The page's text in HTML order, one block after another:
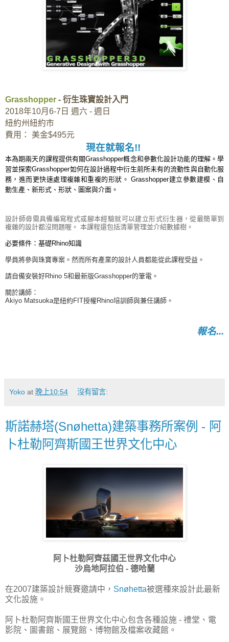
Grasshopper - 衍生珠寶設計入門
2018年10月6-7日 週六 - 週日
紐約州紐約市
費用： 美金$495元
現在就報名!!
本為期兩天的課程提供有關Grasshopper概念和參數化設計功能的理解。學
習並探索Grasshopper如何在設計過程中衍生前所未有的流動性與自動化服
務，進而更快速處理複雜和重複的形狀。 Grasshopper建立參數建模、自
動生產、新形式、形狀、圖案與介面。
設計師毋需具備編寫程式或腳本經驗就可以建立形式衍生器，從最簡單到
複雜的設計都沒問題喔。 本課程還包括清單管理並介紹數據樹。
必要條件：基礎Rhino知識
學員將參與珠寶專案。然而所有產業的設計人員都能從此課程受益。
請自備安裝好Rhino 5和最新版Grasshopper的筆電。
關於講師：
Akiyo Matsuoka是紐約FIT授權Rhino培訓師與兼任講師。
報名...
Yoko at 晚上10:54 沒有留言:
斯諾赫塔(Snøhetta)建築事務所案例 - 阿
卜杜勒阿齊斯國王世界文化中心
阿卜杜勒阿齊茲國王世界文化中心
沙烏地阿拉伯 - 德哈蘭
在2007建築設計競賽邀請中， Snøhetta被選種來設計此最新
文化設施。
阿卜杜勒阿齊斯國王世界文化中心包含各種設施 - 禮堂、電
影院、圖書館、展覽館、博物館及檔案收藏館。